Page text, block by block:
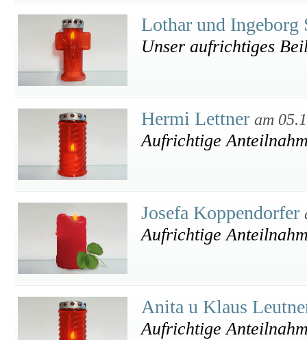
Lothar und Ingeborg
Unser aufrichtiges
Hermi Lettner am
Aufrichtige
Josefa Koppendorfer
Aufrichtige
Anita u Klaus
Aufrichtige